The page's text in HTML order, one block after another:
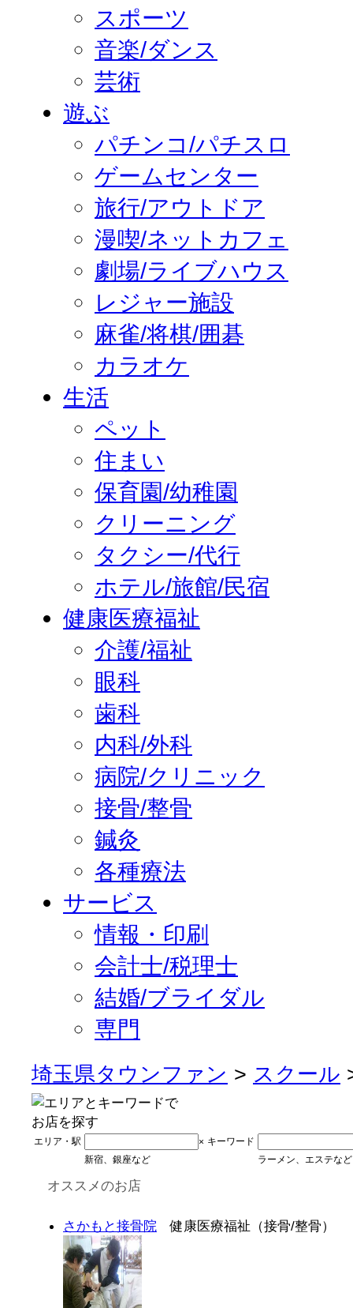
スポーツ
音楽/ダンス
芸術
遊ぶ
パチンコ/パチスロ
ゲームセンター
旅行/アウトドア
漫喫/ネットカフェ
劇場/ライブハウス
レジャー施設
麻雀/将棋/囲碁
カラオケ
生活
ペット
住まい
保育園/幼稚園
クリーニング
タクシー/代行
ホテル/旅館/民宿
健康医療福祉
介護/福祉
眼科
歯科
内科/外科
病院/クリニック
接骨/整骨
鍼灸
各種療法
サービス
情報・印刷
会計士/税理士
結婚/ブライダル
専門
埼玉県タウンファン > スクール
エリア・駅 × キーワード
新宿、銀座など
ラーメン、エステなど
オススメのお店
さかもと接骨院 健康医療福祉（接骨/整骨）